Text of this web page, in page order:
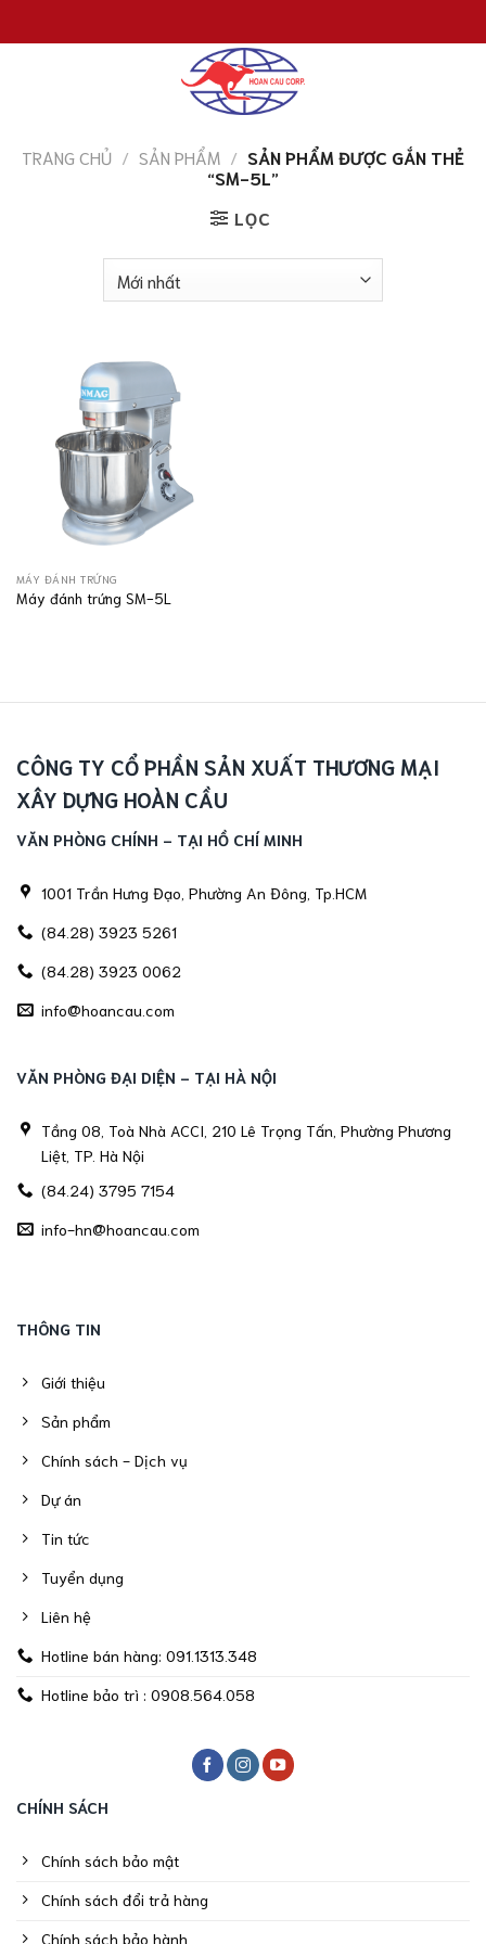
đến
TRANG CHỦ / SẢN PHẨM / SẢN PHẨM ĐƯỢC GẮN THẺ
“SM-5L”
LỌC
MÁY ĐÁNH TRỨNG
Máy đánh trứng SM-5L
CÔNG TY CỔ PHẦN SẢN XUẤT THƯƠNG MẠI
XÂY DỰNG HOÀN CẦU
VĂN PHÒNG CHÍNH - TẠI HỒ CHÍ MINH
1001 Trần Hưng Đạo, Phường An Đông, Tp.HCM
(84.28) 3923 5261
(84.28) 3923 0062
info@hoancau.com
VĂN PHÒNG ĐẠI DIỆN - TẠI HÀ NỘI
Tầng 08, Toà Nhà ACCI, 210 Lê Trọng Tấn, Phường Phương
Liệt, TP. Hà Nội
(84.24) 3795 7154
info-hn@hoancau.com
THÔNG TIN
Giới thiệu
Sản phẩm
Chính sách - Dịch vụ
Dự án
Tin tức
Tuyển dụng
Liên hệ
Hotline bán hàng: 091.1313.348
Hotline bảo trì : 0908.564.058
CHÍNH SÁCH
Chính sách bảo mật
Chính sách đổi trả hàng
Chính sách bảo hành